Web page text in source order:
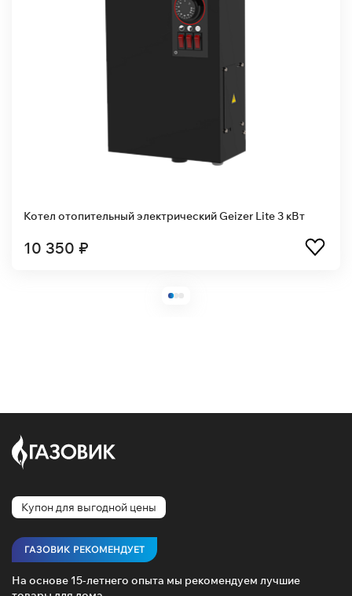
Котел отопительный электрический Geizer Lite 3 кВт
10 350 ₽
Купон для выгодной цены
ГАЗОВИК РЕКОМЕНДУЕТ
На основе 15-летнего опыта мы рекомендуем лучшие